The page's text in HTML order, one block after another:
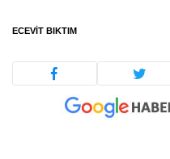
ECEVIT BIKTIM